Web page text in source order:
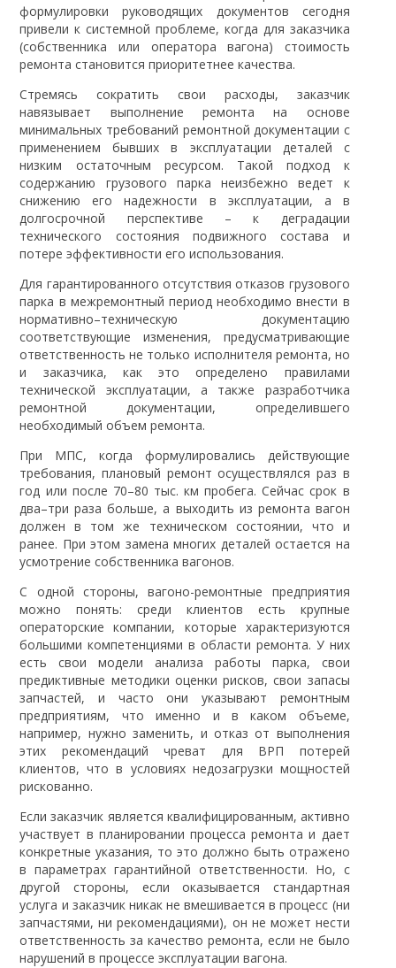
формулировки руководящих документов сегодня
привели к системной проблеме, когда для заказчика
(собственника или оператора вагона) стоимость
ремонта становится приоритетнее качества.
Стремясь сократить свои расходы, заказчик
навязывает выполнение ремонта на основе
минимальных требований ремонтной документации с
применением бывших в эксплуатации деталей с
низким остаточным ресурсом. Такой подход к
содержанию грузового парка неизбежно ведет к
снижению его надежности в эксплуатации, а в
долгосрочной перспективе – к деградации
технического состояния подвижного состава и
потере эффективности его использования.
Для гарантированного отсутствия отказов грузового
парка в межремонтный период необходимо внести в
нормативно–техническую документацию
соответствующие изменения, предусматривающие
ответственность не только исполнителя ремонта, но
и заказчика, как это определено правилами
технической эксплуатации, а также разработчика
ремонтной документации, определившего
необходимый объем ремонта.
При МПС, когда формулировались действующие
требования, плановый ремонт осуществлялся раз в
год или после 70–80 тыс. км пробега. Сейчас срок в
два–три раза больше, а выходить из ремонта вагон
должен в том же техническом состоянии, что и
ранее. При этом замена многих деталей остается на
усмотрение собственника вагонов.
С одной стороны, вагоно-ремонтные предприятия
можно понять: среди клиентов есть крупные
операторские компании, которые характеризуются
большими компетенциями в области ремонта. У них
есть свои модели анализа работы парка, свои
предиктивные методики оценки рисков, свои запасы
запчастей, и часто они указывают ремонтным
предприятиям, что именно и в каком объеме,
например, нужно заменить, и отказ от выполнения
этих рекомендаций чреват для ВРП потерей
клиентов, что в условиях недозагрузки мощностей
рискованно.
Если заказчик является квалифицированным, активно
участвует в планировании процесса ремонта и дает
конкретные указания, то это должно быть отражено
в параметрах гарантийной ответственности. Но, с
другой стороны, если оказывается стандартная
услуга и заказчик никак не вмешивается в процесс (ни
запчастями, ни рекомендациями), он не может нести
ответственность за качество ремонта, если не было
нарушений в процессе эксплуатации вагона.